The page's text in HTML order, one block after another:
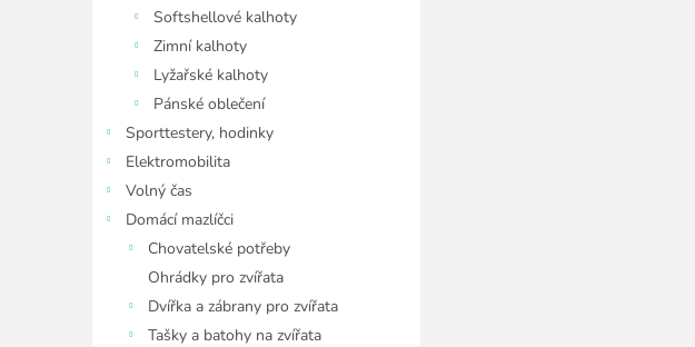
Softshellové kalhoty
Zimní kalhoty
Lyžařské kalhoty
Pánské oblečení
Sporttestery, hodinky
Elektromobilita
Volný čas
Domácí mazlíčci
Chovatelské potřeby
Ohrádky pro zvířata
Dvířka a zábrany pro zvířata
Tašky a batohy na zvířata